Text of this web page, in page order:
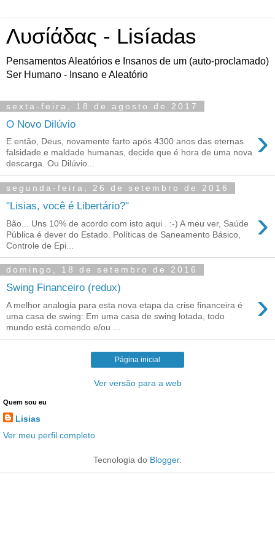
Λυσίάδας - Lisíadas
Pensamentos Aleatórios e Insanos de um (auto-proclamado)
Ser Humano - Insano e Aleatório
sexta-feira, 18 de agosto de 2017
O Novo Dilúvio ›
E então, Deus, novamente farto após 4300 anos das eternas
falsidade e maldade humanas, decide que é hora de uma nova
descarga. Ou Dilúvio...
segunda-feira, 26 de setembro de 2016
"Lisias, você é Libertário?" ›
Bão... Uns 10% de acordo com isto aqui . :-) A meu ver, Saúde
Pública é dever do Estado. Políticas de Saneamento Básico,
Controle de Epi...
domingo, 18 de setembro de 2016
Swing Financeiro (redux) ›
A melhor analogia para esta nova etapa da crise financeira é
uma casa de swing: Em uma casa de swing lotada, todo
mundo está comendo e/ou ...
Página inicial
Ver versão para a web
Quem sou eu
Lisias
Ver meu perfil completo
Tecnologia do Blogger.